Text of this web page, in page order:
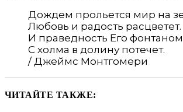
Дождем прольется мир на
Любовь и радость расцветет.
И праведность Его фонтаном
С холма в долину потечет.
/ Джеймс Монтгомери
ЧИТАЙТЕ ТАКЖЕ: